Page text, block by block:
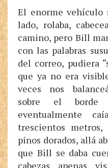
El enorme vehículo
lado, rolaba,
camino, pero Bill
con las palabras
del correo, pudiera
que ya no era
veces nos
sobre el borde
eventualmente
trescientos
pinos dorados, allá
que Bill se daba
cabezas apenas